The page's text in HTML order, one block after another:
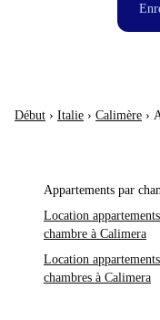
Début › Italie › Calimère ›
Appartements par
Location
chambre à Calimera
Location
chambres à Calimera